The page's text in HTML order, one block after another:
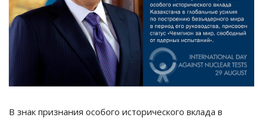
В знак признания особого исторического вклада в